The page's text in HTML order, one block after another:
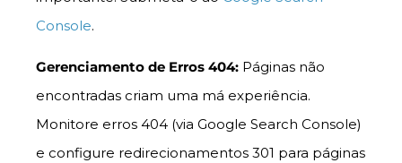
Console.
Gerenciamento de Erros 404: Páginas não
encontradas criam uma má experiência.
Monitore erros 404 (via Google Search Console)
e configure redirecionamentos 301 para páginas